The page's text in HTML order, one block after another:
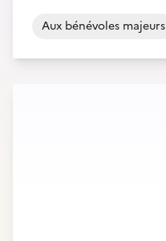
Aux bénévoles majeurs